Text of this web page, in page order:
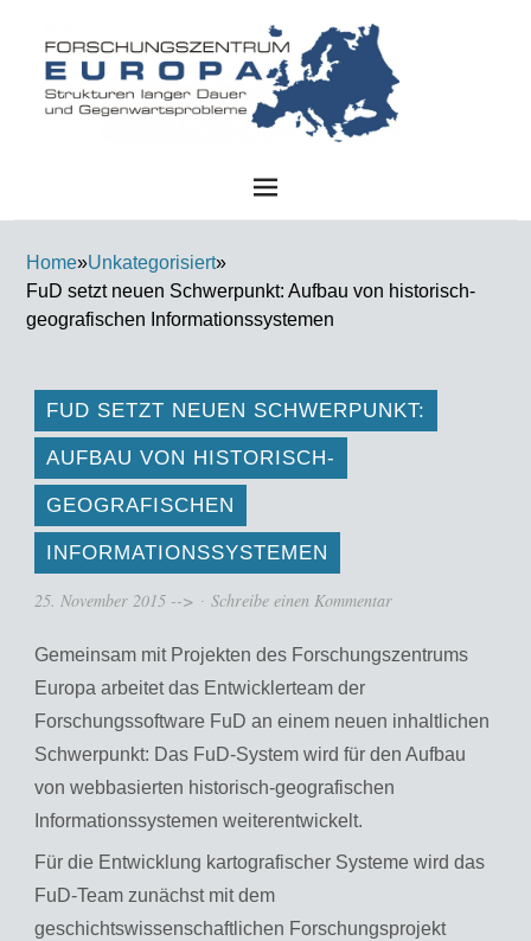
Home»Unkategorisiert»
FuD setzt neuen Schwerpunkt: Aufbau von historisch-
geografischen Informationssystemen
FUD SETZT NEUEN SCHWERPUNKT:
AUFBAU VON HISTORISCH-
GEOGRAFISCHEN
INFORMATIONSSYSTEMEN
25. November 2015 --> Schreibe einen Kommentar
Gemeinsam mit Projekten des Forschungszentrums
Europa arbeitet das Entwicklerteam der
Forschungssoftware FuD an einem neuen inhaltlichen
Schwerpunkt: Das FuD-System wird für den Aufbau
von webbasierten historisch-geografischen
Informationssystemen weiterentwickelt.
Für die Entwicklung kartografischer Systeme wird das
FuD-Team zunächst mit dem
geschichtswissenschaftlichen Forschungsprojekt